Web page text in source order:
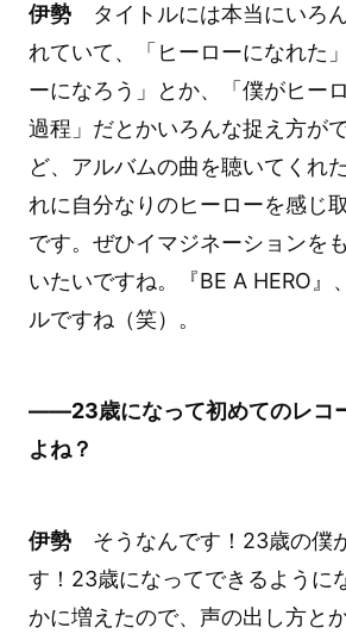
伊勢タイトルには本当にいろ
れていて、「ヒーローになれた
ーになろう」とか、「僕がヒー
過程」だとかいろんな捉え方が
ど、アルバムの曲を聴いてくれ
れに自分なりのヒーローを感じ
です。ぜひイマジネーションを
いたいですね。『BE A HERO』
ルですね（笑）。
――23歳になって初めてのレコ
よね？
伊勢そうなんです！23歳の僕
す！23歳になってできるように
かに増えたので、声の出し方と